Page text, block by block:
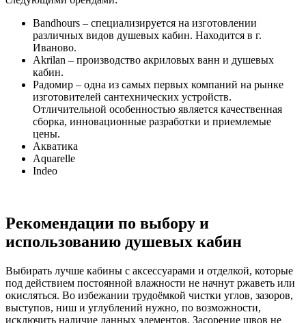
Bandhours – специализируется на изготовлении
различных видов душевых кабин. Находится в г.
Иваново.
Akrilan – производство акриловых ванн и душевых
кабин.
Радомир – одна из самых первых компаний на рынке
изготовителей сантехнических устройств.
Отличительной особенностью является качественная
сборка, инновационные разработки и приемлемые
цены.
Акватика
Aquarelle
Indeo
Рекомендации по выбору и
использованию душевых кабин
Выбирать лучше кабины с аксессуарами и отделкой, которые
под действием постоянной влажности не начнут ржаветь или
окисляться. Во избежании трудоёмкой чистки углов, зазоров,
выступов, ниш и углублений нужно, по возможности,
исключить наличие данных элементов. Засорение швов не